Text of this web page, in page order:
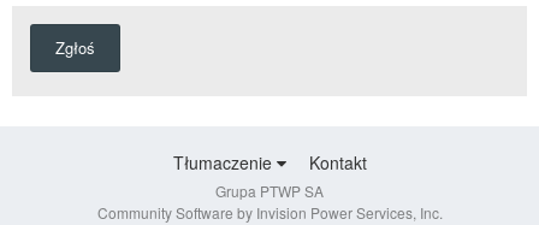
Zgłoś
Tłumaczenie Kontakt
Grupa PTWP SA
Community Software by Invision Power Services, Inc.